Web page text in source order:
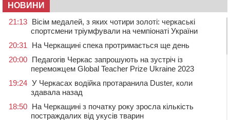
НОВИНИ
21:13 Вісім медалей, з яких чотири золоті: черкаські
спортсмени тріумфували на чемпіонаті України
20:31
На Черкащині спека протримається ще день
20:00 Педагогів Черкас запрошують на зустріч із
переможцем Global Teacher Prize Ukraine 2023
19:24 У Черкасах водійка протаранила Duster, коли
здавала назад
18:50 На Черкащині з початку року зросла кількість
постраждалих від укусів тварин